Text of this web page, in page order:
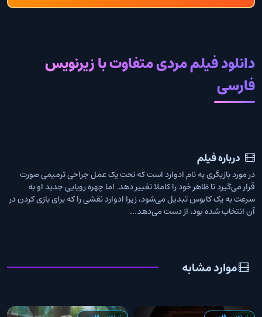
دانلود فیلم مردی متفاوت با زیرنویس
فارسی
درباره فیلم
در مورد بازیگری به نام ادوارد است که تحت یک عمل جراحی ترمیمی صورت
قرار می‌گیرد تا ظاهر خود را کاملا تغییر دهد. اما چهره رویایی جدید او به
سرعت به یک کابوس تبدیل می‌شود، زیرا ادوارد نقشی را که برای بازی کردن در
آن انتخاب شده بود، از دست می‌دهد...
موارد مشابه